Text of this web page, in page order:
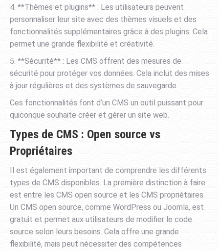
4. **Thèmes et plugins** : Les utilisateurs peuvent
personnaliser leur site avec des thèmes visuels et des
fonctionnalités supplémentaires grâce à des plugins. Cela
permet une grande flexibilité et créativité.
5. **Sécurité** : Les CMS offrent des mesures de
sécurité pour protéger vos données. Cela inclut des mises
à jour régulières et des systèmes de sauvegarde.
Ces fonctionnalités font d’un CMS un outil puissant pour
quiconque souhaite créer et gérer un site web.
Types de CMS : Open source vs
Propriétaires
Il est également important de comprendre les différents
types de CMS disponibles. La première distinction à faire
est entre les CMS open source et les CMS propriétaires.
Un CMS open source, comme WordPress ou Joomla, est
gratuit et permet aux utilisateurs de modifier le code
source selon leurs besoins. Cela offre une grande
flexibilité, mais peut nécessiter des compétences